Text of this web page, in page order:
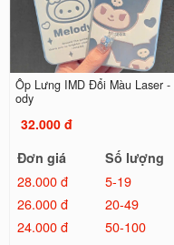
Ốp Lưng IMD Đổi Màu Laser -
ody
32.000 đ
Đơn giá
Số lượng
28.000 đ
5-19
26.000 đ
20-49
24.000 đ
50-100